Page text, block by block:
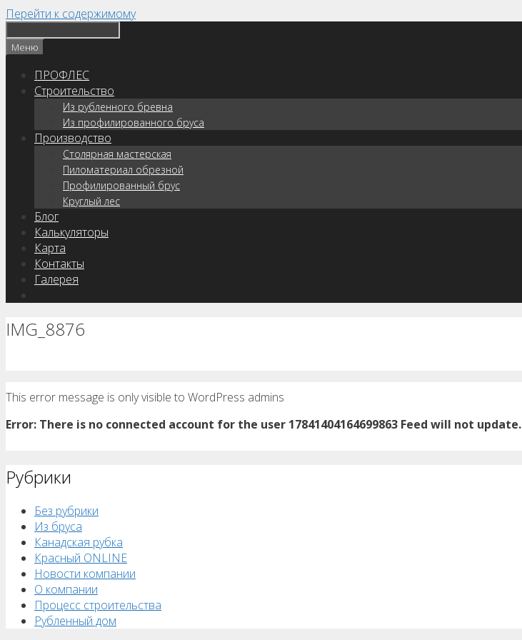
Перейти к содержимому
Меню
ПРОФЛЕС
Строительство
Из рубленного бревна
Из профилированного бруса
Производство
Столярная мастерская
Пиломатериал обрезной
Профилированный брус
Круглый лес
Блог
Калькуляторы
Карта
Контакты
Галерея
IMG_8876
This error message is only visible to WordPress admins
Error: There is no connected account for the user 17841404164699863 Feed will not update.
Рубрики
Без рубрики
Из бруса
Канадская рубка
Красный ONLINE
Новости компании
О компании
Процесс строительства
Рубленный дом